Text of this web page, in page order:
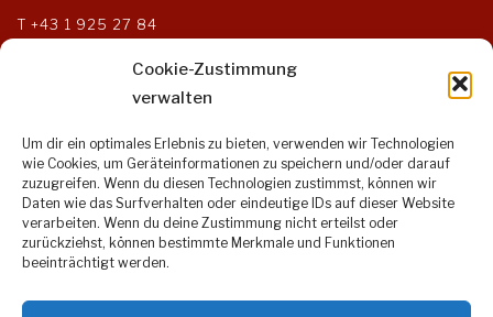
Cookie-Zustimmung
verwalten
Um dir ein optimales Erlebnis zu bieten, verwenden wir Technologien
wie Cookies, um Geräteinformationen zu speichern und/oder darauf
zuzugreifen. Wenn du diesen Technologien zustimmst, können wir
Daten wie das Surfverhalten oder eindeutige IDs auf dieser Website
verarbeiten. Wenn du deine Zustimmung nicht erteilst oder
zurückziehst, können bestimmte Merkmale und Funktionen
beeinträchtigt werden.
T +43 1 925 27 84
F +43 1 925 27 85
kanzlei@steuerberater-og.at
Öffnungszeiten:
Montag bis Donnerstag:
9:00 – 17:00 Uhr
Freitag:
9:00 – 14:00 Uhr